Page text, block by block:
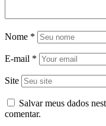
Nome *
E-mail *
Site
Salvar meus dados
comentar.